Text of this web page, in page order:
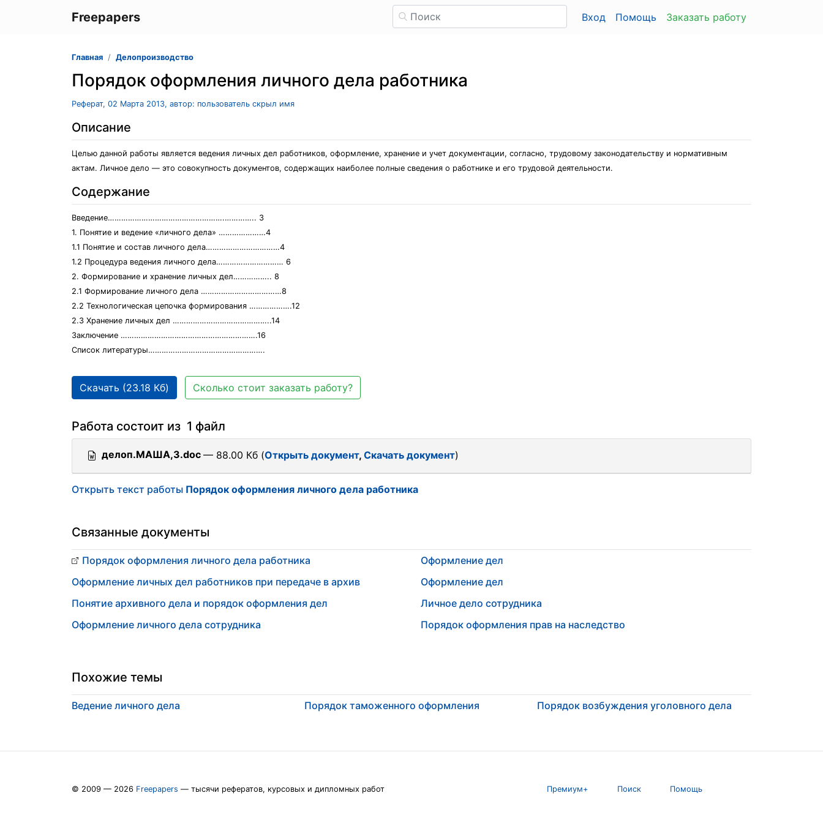
Freepapers Вход Помощь Заказать работу
Главная Делопроизводство
Порядок оформления личного дела работника
Реферат, 02 Марта 2013, автор: пользователь скрыл имя
Описание
Целью данной работы является ведения личных дел работников, оформление, хранение и учет документации, согласно, трудовому законодательству и нормативным
актам. Личное дело — это совокупность документов, содержащих наиболее полные сведения о работнике и его трудовой деятельности.
Содержание
Введение…………………………………………….………….. 3
1. Понятие и ведение «личного дела» …………………4
1.1 Понятие и состав личного дела……………………………4
1.2 Процедура ведения личного дела………………………… 6
2. Формирование и хранение личных дел…………….. 8
2.1 Формирование личного дела ………………………………8
2.2 Технологическая цепочка формирования ……………….12
2.3 Хранение личных дел ……………………………………..14
Заключение …………………………………………………….16
Список литературы…………………………………………….
Скачать (23.18 Кб) Сколько стоит заказать работу?
Работа состоит из 1 файл
делоп.МАША,З.doc — 88.00 Кб (Открыть документ, Скачать документ)
Открыть текст работы Порядок оформления личного дела работника
Связанные документы
Порядок оформления личного дела работника
Оформление личных дел работников при передаче в архив
Понятие архивного дела и порядок оформления дел
Оформление личного дела сотрудника
Оформление дел
Оформление дел
Личное дело сотрудника
Порядок оформления прав на наследство
Похожие темы
Ведение личного дела Порядок таможенного оформления Порядок возбуждения уголовного дела
© 2009 — 2026 Freepapers — тысячи рефератов, курсовых и дипломных работ Премиум+ Поиск Помощь